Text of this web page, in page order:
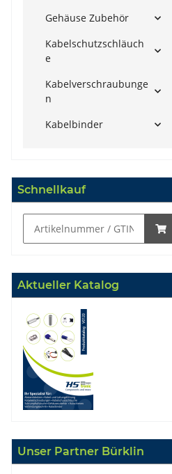
Gehäuse Zubehör
Kabelschutzschläuch
e
Kabelverschraubunge
n
Kabelbinder
Schnellkauf
Aktueller Katalog
Unser Partner Bürklin